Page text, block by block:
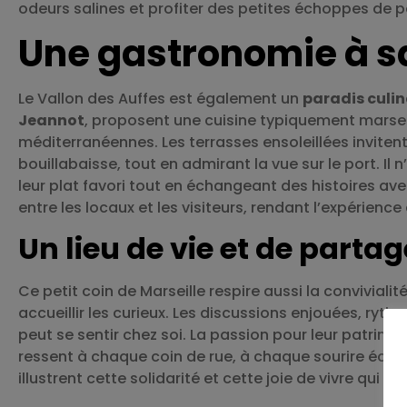
odeurs salines et profiter des petites échoppes de
Une gastronomie à
Le Vallon des Auffes est également un paradis
Jeannot, proposent une cuisine typiquement
méditerranéennes. Les terrasses ensoleillées
bouillabaisse, tout en admirant la vue sur le port. Il
leur plat favori tout en échangeant des histoires
entre les locaux et les visiteurs, rendant
Un lieu de vie et de
Ce petit coin de Marseille respire aussi la
accueillir les curieux. Les discussions enjouées,
peut se sentir chez soi. La passion pour leur
ressent à chaque coin de rue, à chaque sourire
illustrent cette solidarité et cette joie de vivre qui